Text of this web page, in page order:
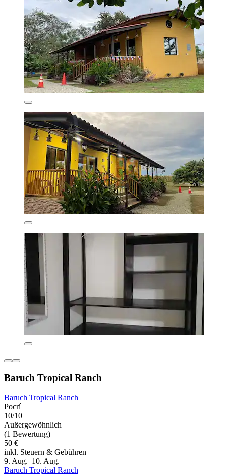
Baruch Tropical Ranch
Baruch Tropical Ranch
Pocrí
10/10
Außergewöhnlich
(1 Bewertung)
50 €
inkl. Steuern & Gebühren
9. Aug.–10. Aug.
Baruch Tropical Ranch